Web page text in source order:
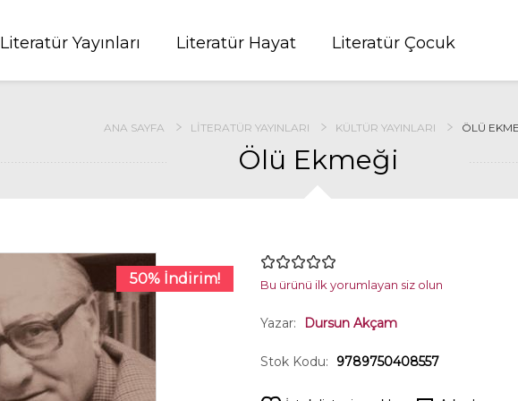
Literatür Yayınları Literatür Hayat Literatür Çocuk
ANA SAYFA LITERATÜR YAYINLARI KÜLTÜR YAYINLARI ÖLÜ
Ölü Ekmeği
50% İndirim! Bu ürünü ilk yorumlayan siz olun
Yazar: Dursun Akçam
Stok Kodu: 9789750408557